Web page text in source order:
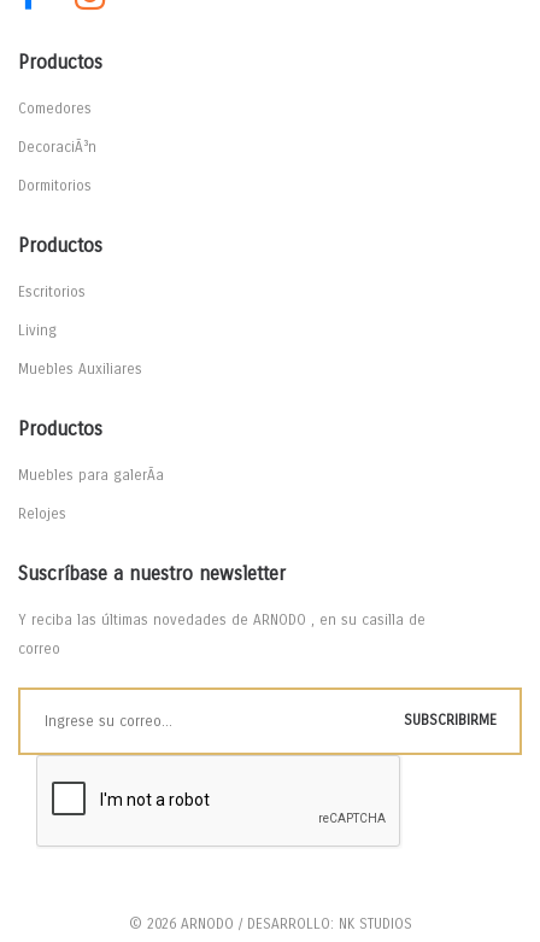
Productos
Comedores
DecoraciÃ³n
Dormitorios
Productos
Escritorios
Living
Muebles Auxiliares
Productos
Muebles para galerÃ­a
Relojes
Suscríbase a nuestro newsletter
Y reciba las últimas novedades de ARNODO , en su casilla de
correo
© 2026 ARNODO / DESARROLLO: NK STUDIOS